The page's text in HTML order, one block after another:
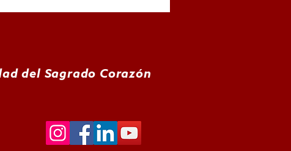
del Sagrado Corazón